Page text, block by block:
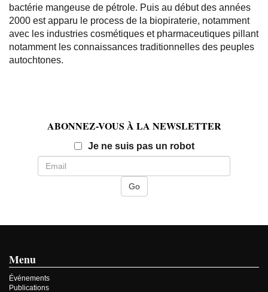
bactérie mangeuse de pétrole. Puis au début des années
2000 est apparu le process de la biopiraterie, notamment
avec les industries cosmétiques et pharmaceutiques pillant
notamment les connaissances traditionnelles des peuples
autochtones.
ABONNEZ-VOUS À LA NEWSLETTER
Je ne suis pas un robotEmail
Menu
Événements
Publications